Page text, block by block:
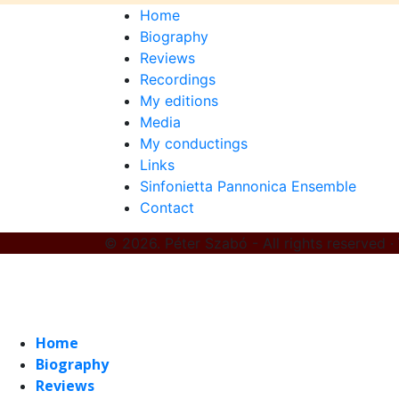
Home
Biography
Reviews
Recordings
My editions
Media
My conductings
Links
Sinfonietta Pannonica Ensemble
Contact
© 2026. Péter Szabó - All rights reserved ·
Home
Biography
Reviews